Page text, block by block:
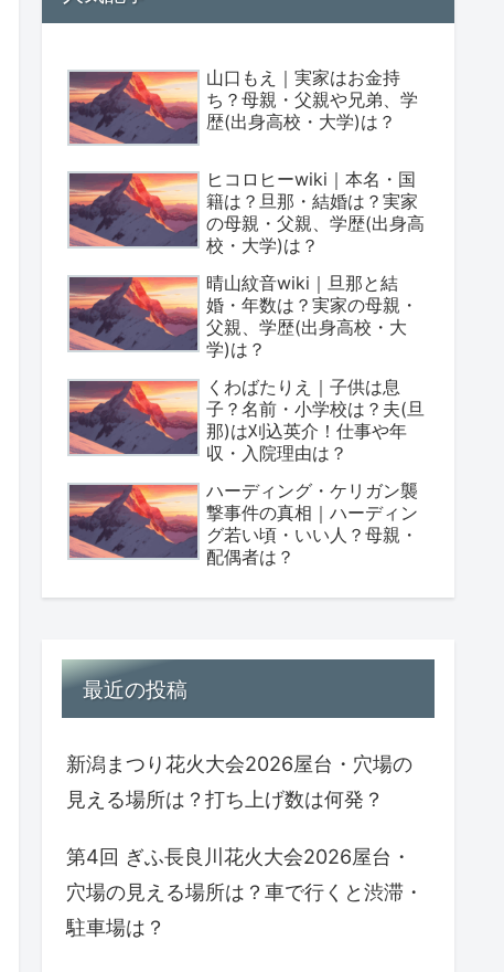
山口もえ｜実家はお金持
ち？母親・父親や兄弟、学
歴(出身高校・大学)は？
ヒコロヒーwiki｜本名・国
籍は？旦那・結婚は？実家
の母親・父親、学歴(出身高
校・大学)は？
晴山紋音wiki｜旦那と結
婚・年数は？実家の母親・
父親、学歴(出身高校・大
学)は？
くわばたりえ｜子供は息
子？名前・小学校は？夫(旦
那)は刈込英介！仕事や年
収・入院理由は？
ハーディング・ケリガン襲
撃事件の真相｜ハーディン
グ若い頃・いい人？母親・
配偶者は？
最近の投稿
新潟まつり花火大会2026屋台・穴場の
見える場所は？打ち上げ数は何発？
第4回 ぎふ長良川花火大会2026屋台・
穴場の見える場所は？車で行くと渋滞・
駐車場は？